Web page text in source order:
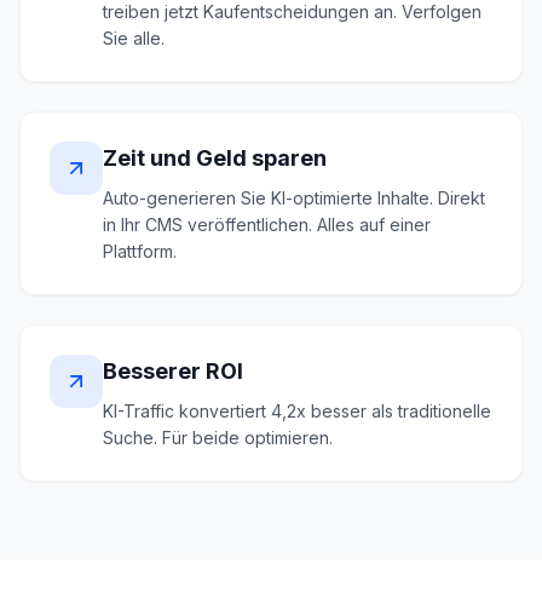
treiben jetzt Kaufentscheidungen an. Verfolgen
Sie alle.
Zeit und Geld sparen
Auto-generieren Sie KI-optimierte Inhalte. Direkt
in Ihr CMS veröffentlichen. Alles auf einer
Plattform.
Besserer ROI
KI-Traffic konvertiert 4,2x besser als traditionelle
Suche. Für beide optimieren.